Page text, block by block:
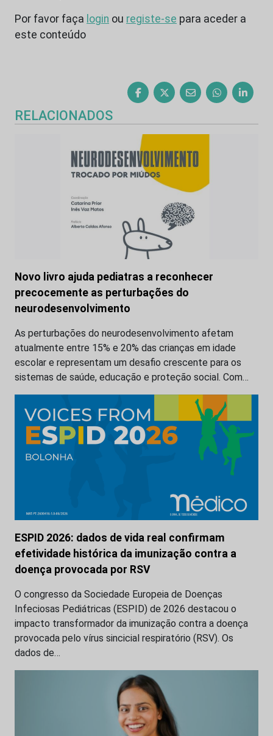
Por favor faça login ou registe-se para aceder a
este conteúdo
RELACIONADOS
Novo livro ajuda pediatras a reconhecer
precocemente as perturbações do
neurodesenvolvimento
As perturbações do neurodesenvolvimento afetam
atualmente entre 15% e 20% das crianças em idade
escolar e representam um desafio crescente para os
sistemas de saúde, educação e proteção social. Com…
ESPID 2026: dados de vida real confirmam
efetividade histórica da imunização contra a
doença provocada por RSV
O congresso da Sociedade Europeia de Doenças
Infeciosas Pediátricas (ESPID) de 2026 destacou o
impacto transformador da imunização contra a doença
provocada pelo vírus sincicial respiratório (RSV). Os
dados de…